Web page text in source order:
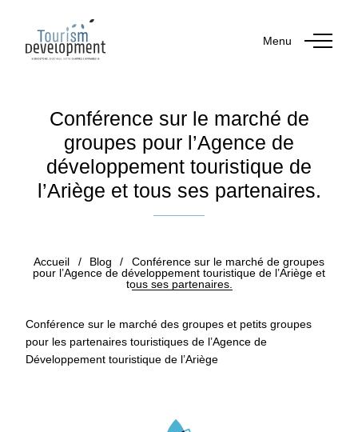
Menu
Conférence sur le marché de
groupes pour l’Agence de
développement touristique de
l’Ariège et tous ses partenaires.
Accueil / Blog /
Conférence sur le marché de groupes
pour l’Agence de développement touristique de l’Ariège et
tous ses partenaires.
Conférence sur le marché des groupes et petits groupes
pour les partenaires touristiques de l’Agence de
Développement touristique de l’Ariège